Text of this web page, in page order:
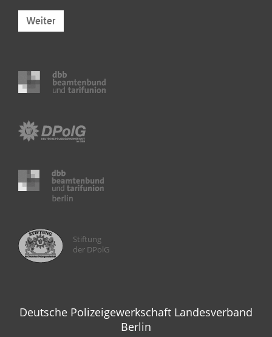
Weiter
Stiftung
der DPolG
Deutsche Polizeigewerkschaft Landesverband
Berlin